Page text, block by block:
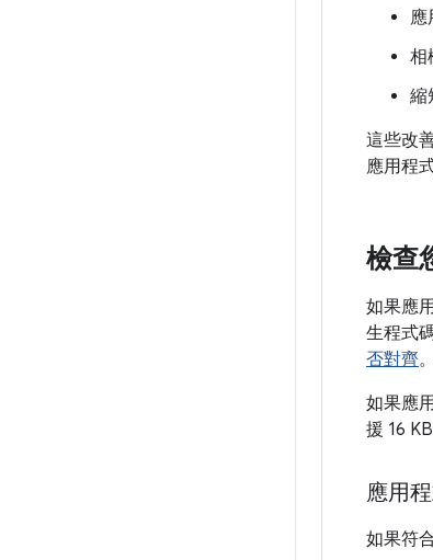
應
相
縮
這些改
應用程
檢查
如果應
生程式
否對齊
如果應
援 16
應用
如果符